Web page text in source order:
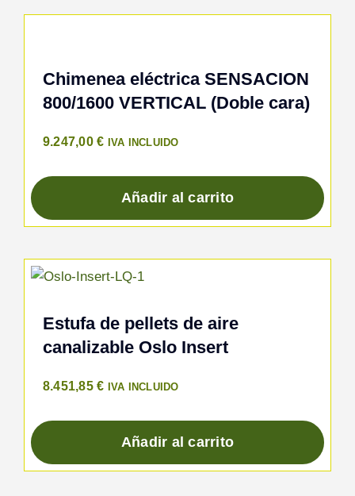
Chimenea eléctrica SENSACION
800/1600 VERTICAL (Doble cara)
9.247,00€ IVA INCLUIDO
Añadir al carrito
Estufa de pellets de aire
canalizable Oslo Insert
8.451,85€ IVA INCLUIDO
Añadir al carrito